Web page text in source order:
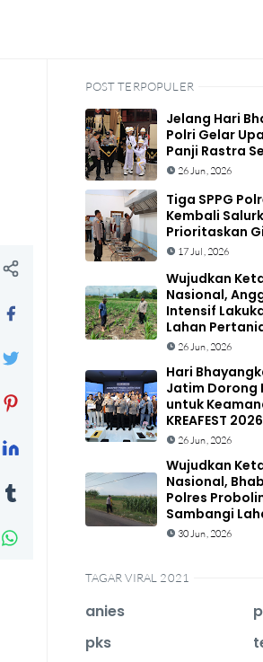
POST TERPOPULER
Jelang Hari
Polri Gelar
Panji Rastra
26 Jun, 2026
Tiga SPPG
Kembali
Prioritaskan
17 Jul, 2026
Wujudkan
Nasional,
Intensif
Lahan
26 Jun, 2026
Hari
Jatim Dorong
untuk
KREAFEST 2026
26 Jun, 2026
Wujudkan
Nasional,
Polres
Sambangi
30 Jun, 2026
TAGAR VIRAL 2021
anies
pks